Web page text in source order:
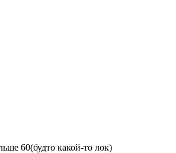
60(будто какой-то лок)